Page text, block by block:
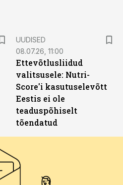
UUDISED
08.07.26, 11:00
Ettevõtlusliidud
valitsusele: Nutri-
Score'i kasutuselevõtt
Eestis ei ole
teaduspõhiselt
tõendatud